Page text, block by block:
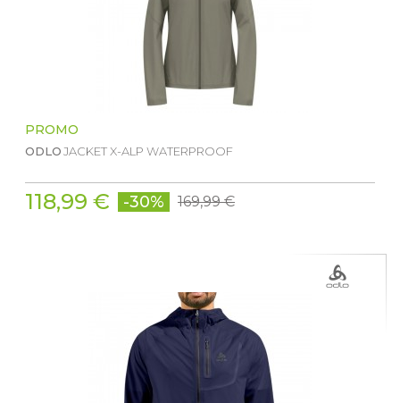
PROMO
ODLOJACKET X-ALP WATERPROOF
118,99 € -30% 169,99 €